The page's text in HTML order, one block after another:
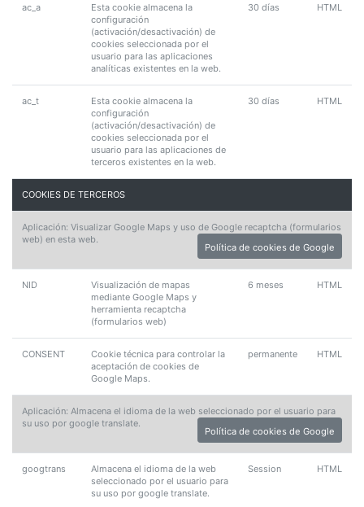
ac_a
Esta cookie almacena la
configuración
(activación/desactivación) de
cookies seleccionada por el
usuario para las aplicaciones
analíticas existentes en la web.
30 días HTML
ac_t
Esta cookie almacena la
configuración
(activación/desactivación) de
cookies seleccionada por el
usuario para las aplicaciones de
terceros existentes en la web.
30 días HTML
COOKIES DE TERCEROS
Aplicación: Visualizar Google Maps y uso de Google recaptcha (formularios
web) en esta web.
Política de cookies de Google
NID
Visualización de mapas
mediante Google Maps y
herramienta recaptcha
(formularios web)
6 meses HTML
CONSENT
Cookie técnica para controlar la
aceptación de cookies de
Google Maps.
permanente HTML
Aplicación: Almacena el idioma de la web seleccionado por el usuario para
su uso por google translate.
Política de cookies de Google
googtrans
Almacena el idioma de la web
seleccionado por el usuario para
su uso por google translate.
Session HTML